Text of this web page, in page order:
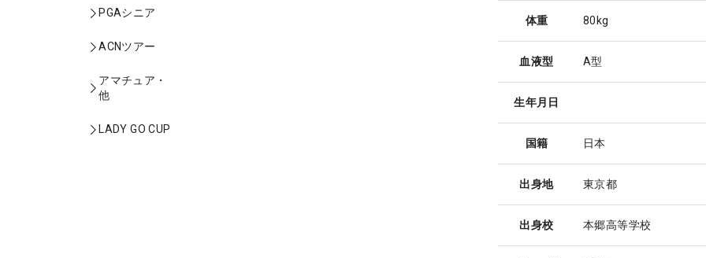
PGAシニア
ACNツアー
アマチュア・
他
LADY GO CUP
体重 80kg
血液型 A型
生年月日
国籍 日本
出身地 東京都
出身校 本郷高等学校